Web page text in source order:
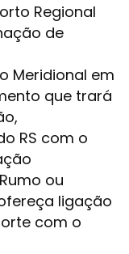
Regional
de
Meridional em
que trará
RS com o
ou
ligação
com o